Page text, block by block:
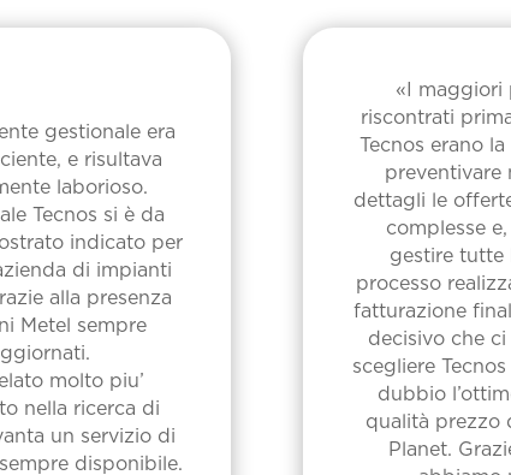
gestionale era
e risultava
laborioso.
Tecnos si è da
indicato per
di impianti
alla presenza
Metel sempre
molto piu’
nella ricerca di
un servizio di
disponibile.
«I maggiori
riscontrati
Tecnos erano
preventivare
dettagli le
complesse
gestire tutte
processo
fatturazione
decisivo che
scegliere
dubbio
qualità prezzo
Planet.